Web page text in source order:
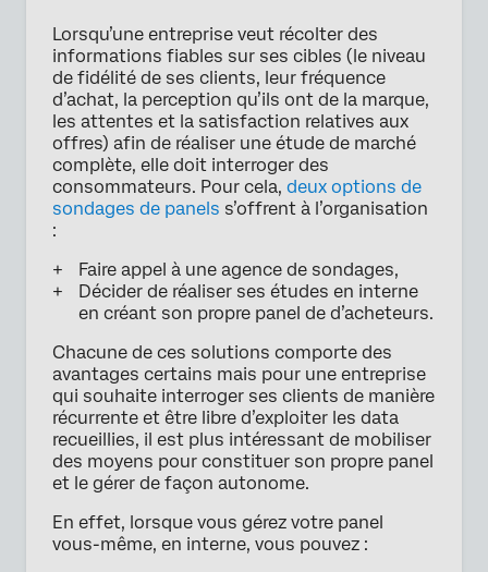
Lorsqu’une entreprise veut récolter des
informations fiables sur ses cibles (le niveau
de fidélité de ses clients, leur fréquence
d’achat, la perception qu’ils ont de la marque,
les attentes et la satisfaction relatives aux
offres) afin de réaliser une étude de marché
complète, elle doit interroger des
consommateurs. Pour cela, deux options de
sondages de panels s’offrent à l’organisation
:
Faire appel à une agence de sondages,
Décider de réaliser ses études en interne
en créant son propre panel de d’acheteurs.
Chacune de ces solutions comporte des
avantages certains mais pour une entreprise
qui souhaite interroger ses clients de manière
récurrente et être libre d’exploiter les data
recueillies, il est plus intéressant de mobiliser
des moyens pour constituer son propre panel
et le gérer de façon autonome.
En effet, lorsque vous gérez votre panel
vous-même, en interne, vous pouvez :